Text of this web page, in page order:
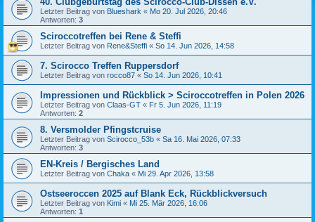
Letzter Beitrag von Blueshark « Mo 20. Jul 2026, 20:46
Antworten: 3
Sciroccotreffen bei Rene & Steffi
Letzter Beitrag von Rene&Steffi « So 14. Jun 2026, 14:58
7. Scirocco Treffen Ruppersdorf
Letzter Beitrag von rocco87 « So 14. Jun 2026, 10:41
Impressionen und Rückblick > Sciroccotreffen in Polen 2026
Letzter Beitrag von Claas-GT « Fr 5. Jun 2026, 11:19
Antworten: 2
8. Versmolder Pfingstcruise
Letzter Beitrag von Scirocco_53b « Sa 16. Mai 2026, 07:33
Antworten: 3
EN-Kreis / Bergisches Land
Letzter Beitrag von Chaka « Mi 29. Apr 2026, 13:58
Ostseeroccen 2025 auf Blank Eck, Rückblickversuch
Letzter Beitrag von Kimi « Mi 25. Mär 2026, 16:06
Antworten: 1